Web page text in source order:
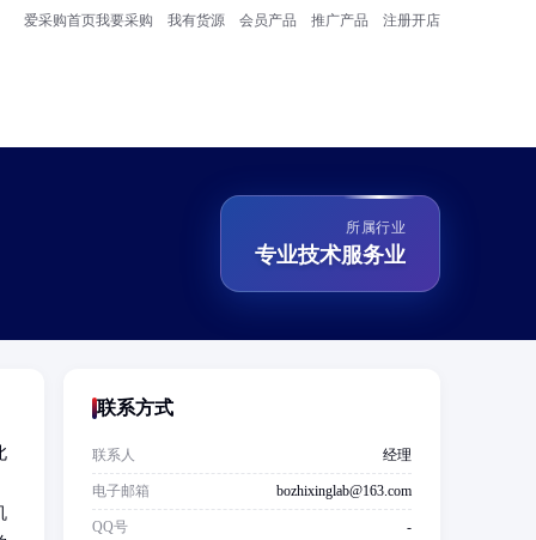
爱采购首页我要采购 我有货源 会员产品 推广产品 注册开店
所属行业
专业技术服务业
联系方式
联系人 经理
电子邮箱 bozhixinglab@163.com
QQ号 -